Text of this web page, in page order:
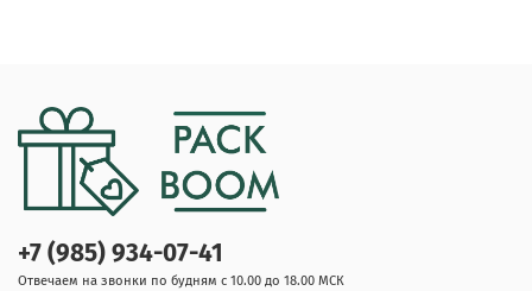
+7 (985) 934-07-41
Отвечаем на звонки по будням с 10.00 до 18.00 МСК